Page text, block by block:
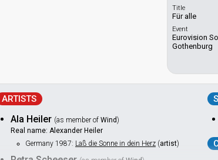
Title
Für alle
Event
Eurovision
Gothenburg
ARTISTS
Ala Heiler (as member of Wind )
Real name: Alexander Heiler
Germany 1987: Laß die Sonne in dein Herz (artist)